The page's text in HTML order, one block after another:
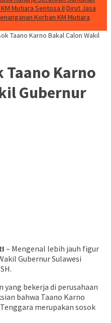
Mutiara Sentosa II Dirut Jasa
Korban KM Mutiara
Taano Karno Bakal Calon Wakil
Taano Karno
Gubernur
– Mengenal lebih jauh figur
Gubernur Sulawesi
yang bekerja di perusahaan
bahwa Taano Karno
merupakan sosok